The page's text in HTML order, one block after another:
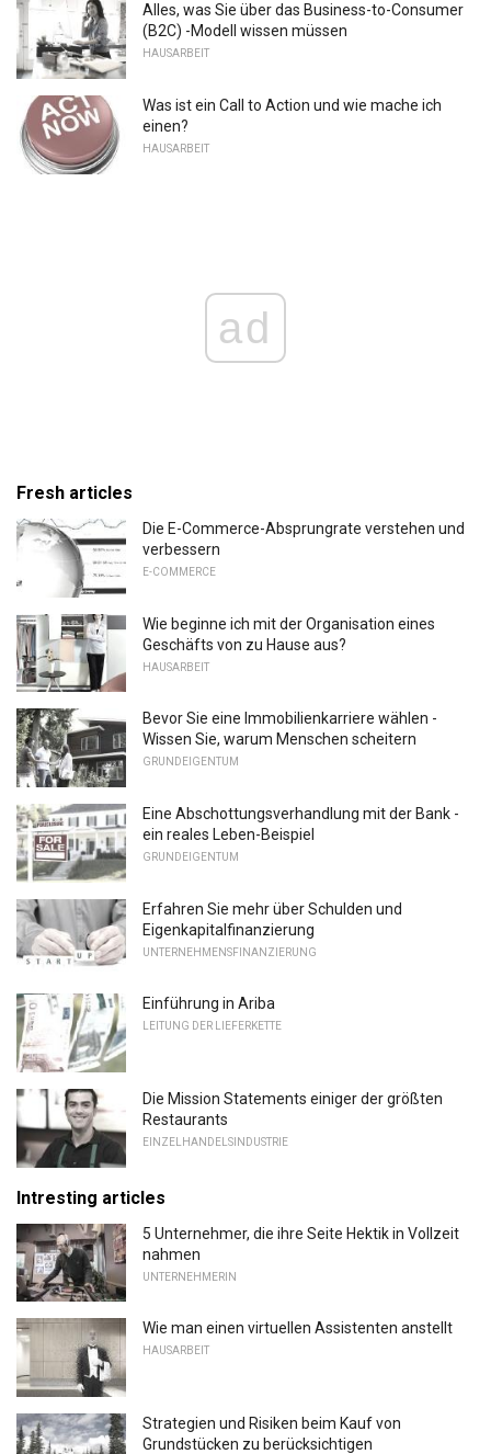
Alles, was Sie über das Business-to-Consumer
(B2C) -Modell wissen müssen
HAUSARBEIT
Was ist ein Call to Action und wie mache ich
einen?
HAUSARBEIT
ad
Fresh articles
Die E-Commerce-Absprungrate verstehen und
verbessern
E-COMMERCE
Wie beginne ich mit der Organisation eines
Geschäfts von zu Hause aus?
HAUSARBEIT
Bevor Sie eine Immobilienkarriere wählen -
Wissen Sie, warum Menschen scheitern
GRUNDEIGENTUM
Eine Abschottungsverhandlung mit der Bank -
ein reales Leben-Beispiel
GRUNDEIGENTUM
Erfahren Sie mehr über Schulden und
Eigenkapitalfinanzierung
UNTERNEHMENSFINANZIERUNG
Einführung in Ariba
LEITUNG DER LIEFERKETTE
Die Mission Statements einiger der größten
Restaurants
EINZELHANDELSINDUSTRIE
Intresting articles
5 Unternehmer, die ihre Seite Hektik in Vollzeit
nahmen
UNTERNEHMERIN
Wie man einen virtuellen Assistenten anstellt
HAUSARBEIT
Strategien und Risiken beim Kauf von
Grundstücken zu berücksichtigen